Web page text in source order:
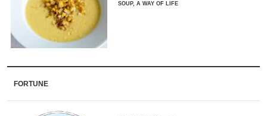
SOUP, A WAY OF LIFE
FORTUNE